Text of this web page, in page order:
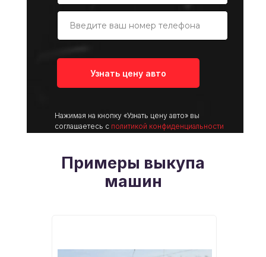
Узнать цену авто
Нажимая на кнопку «Узнать цену авто» вы
соглашаетесь с политикой конфиденциальности
Примеры выкупа
машин